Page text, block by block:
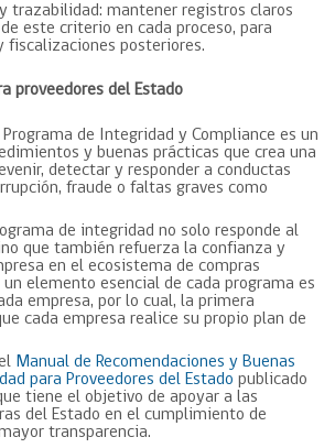
trazabilidad: mantener registros claros
este criterio en cada proceso, para
posteriores.
proveedores del Estado
Programa de Integridad y Compliance es un
y buenas prácticas que crea una
detectar y responder a conductas
fraude o faltas graves como
de integridad no solo responde al
que también refuerza la confianza y
en el ecosistema de compras
elemento esencial de cada programa es
empresa, por lo cual, la primera
cada empresa realice su propio plan de
Manual de Recomendaciones y Buenas
para Proveedores del Estado publicado
tiene el objetivo de apoyar a las
del Estado en el cumplimiento de
transparencia.